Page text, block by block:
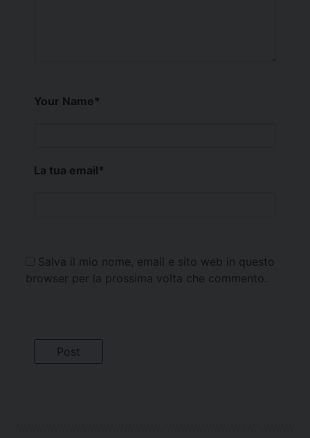
Your Name*
La tua email*
Salva il mio nome, email e sito web in questo
browser per la prossima volta che commento.